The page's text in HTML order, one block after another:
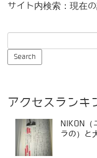
サイト内検索：現
アクセスラン
NIKON（
ラの）と